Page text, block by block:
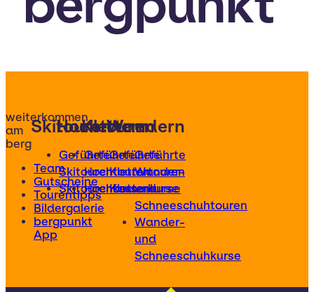
weiterkommen
am
berg
Team
Gutscheine
Tourentipps
Bildergalerie
bergpunkt
App
Skitouren
Geführte
Skitouren
Skitourenkurse
Hochtouren
Geführte
Hochtouren
Hochtourenkurse
Klettern
Geführte
Klettertouren
Kletterkurse
Wandern
Geführte
Wander-
und
Schneeschuhtouren
Wander-
und
Schneeschuhkurse